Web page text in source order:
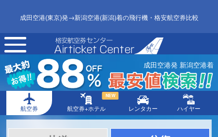
成田空港(東京)発→新潟空港(新潟)着の飛行機・格安航空券比較
toggle
navigation
成田空港発 新潟空港着
航空券 航空券+ホテル
NEW
レンタカー ハイヤー